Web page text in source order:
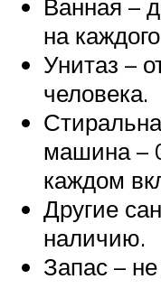
Ванная –
на
Унитаз –
человека.
машина –
каждом
Другие
наличию.
Запас –